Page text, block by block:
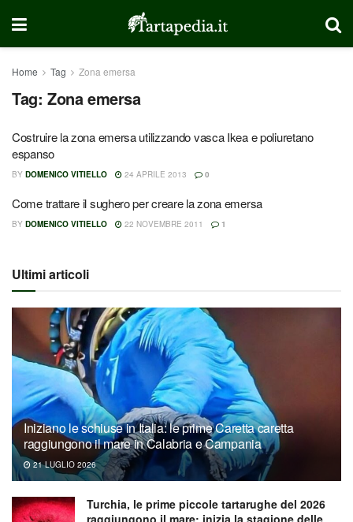
Home Tag Zona emersa
Tag: Zona emersa
Costruire la zona emersa utilizzando vasca Ikea e poliuretano
espanso
BY DOMENICO VITIELLO 24 APRILE 2013 0
Come trattare il sughero per creare la zona emersa
BY DOMENICO VITIELLO 22 NOVEMBRE 2011 1
Ultimi articoli
Iniziano le schiuse in Italia: le prime Caretta caretta
raggiungono il mare in Calabria e Campania
21 LUGLIO 2026
Turchia, le prime piccole tartarughe del 2026
raggiungono il mare: inizia la stagione delle